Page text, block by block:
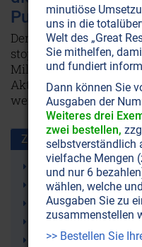
Pulver legt
Der Drogenhandel
stoppen. Doch
Milliarden für Kriege
Aktionen verdienen,
weiterhin vergiften.
Zusammen benutzt mit:
Neue Weltordnung
Amerika
USA (Vereinigte
Drogengeld
Drogenkonsum
minutiöse
uns in die
Welt des „Great
Sie mithelfen,
und fundiert
Dann können Sie
Ausgaben der
Weiteres drei
zwei bestellen,
selbstverständlich
vielfache Mengen
und nur 6
wählen, welche
Ausgaben Sie zu
zusammenstellen
>> Bestellen Sie